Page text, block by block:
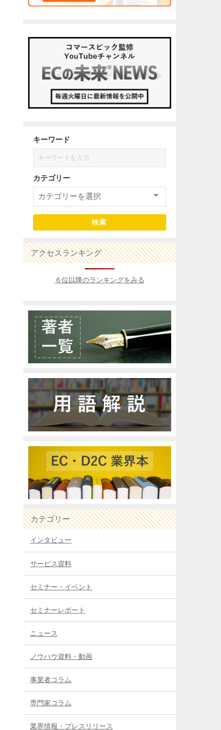
キーワード
カテゴリー
検索
アクセスランキング
６位以降のランキングをみる
カテゴリー
インタビュー
サービス資料
セミナー・イベント
セミナーレポート
ニュース
ノウハウ資料・動画
事業者コラム
専門家コラム
業界情報・プレスリリース